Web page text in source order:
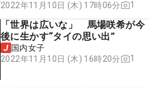
2022年11月10日 (木) 17時06分
1
「世界は広いな」 馬場咲希が今
後に生かす“タイの思い出”
国内女子
2022年11月10日 (木) 16時20分
1